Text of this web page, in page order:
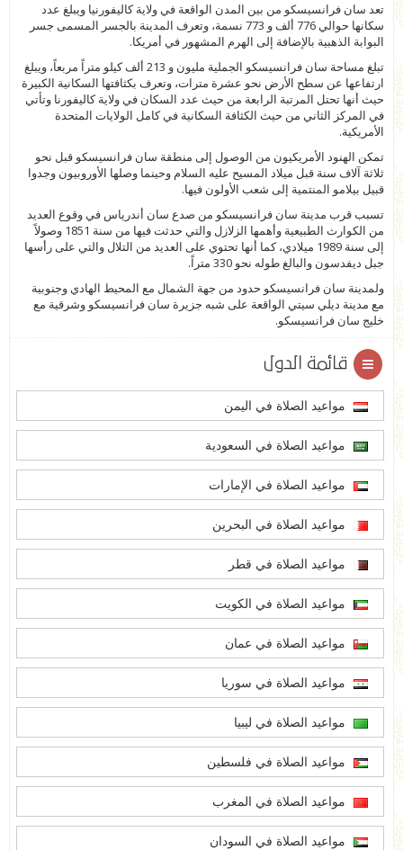
تعد سان فرانسيسكو من بين المدن الواقعة في ولاية كاليفورنيا ويبلغ عدد
سكانها حوالي 776 ألف و 773 نسمة، وتعرف المدينة بالجسر المسمى جسر
البوابة الذهبية بالإضافة إلى الهرم المشهور في أمريكا.
تبلغ مساحة سان فرانسيسكو الجملية مليون و 213 ألف كيلو متراً مربعاً، ويبلغ
ارتفاعها عن سطح الأرض نحو عشرة مترات، وتعرف بكثافتها السكانية الكبيرة
حيث أنها تحتل المرتبة الرابعة من حيث عدد السكان في ولاية كاليفورنا وتأتي
في المركز الثاني من حيث الكثافة السكانية في كامل الولايات المتحدة
الأمريكية.
تمكن الهنود الأمريكيون من الوصول إلى منطقة سان فرانسيسكو قبل نحو
ثلاثة آلاف سنة قبل ميلاد المسيح عليه السلام وحينما وصلها الأوروبيون وجدوا
قبيل بيلامو المنتمية إلى شعب الأولون فيها.
تسبب قرب مدينة سان فرانسيسكو من صدع سان أندرياس في وقوع العديد
من الكوارث الطبيعية وأهمها الزلازل والتي حدثت فيها من سنة 1851 وصولاً
إلى سنة 1989 ميلادي، كما أنها تحتوي على العديد من التلال والتي على رأسها
جبل ديفدسون والبالغ طوله نحو 330 متراً.
ولمدينة سان فرانسيسكو حدود من جهة الشمال مع المحيط الهادي وجنوبية
مع مدينة ديلي سيتي الواقعة على شبه جزيرة سان فرانسيسكو وشرقية مع
خليج سان فرانسيسكو.
قائمة الدول
مواعيد الصلاة في اليمن
مواعيد الصلاة في السعودية
مواعيد الصلاة في الإمارات
مواعيد الصلاة في البحرين
مواعيد الصلاة في قطر
مواعيد الصلاة في الكويت
مواعيد الصلاة في عمان
مواعيد الصلاة في سوريا
مواعيد الصلاة في ليبيا
مواعيد الصلاة في فلسطين
مواعيد الصلاة في المغرب
مواعيد الصلاة في السودان